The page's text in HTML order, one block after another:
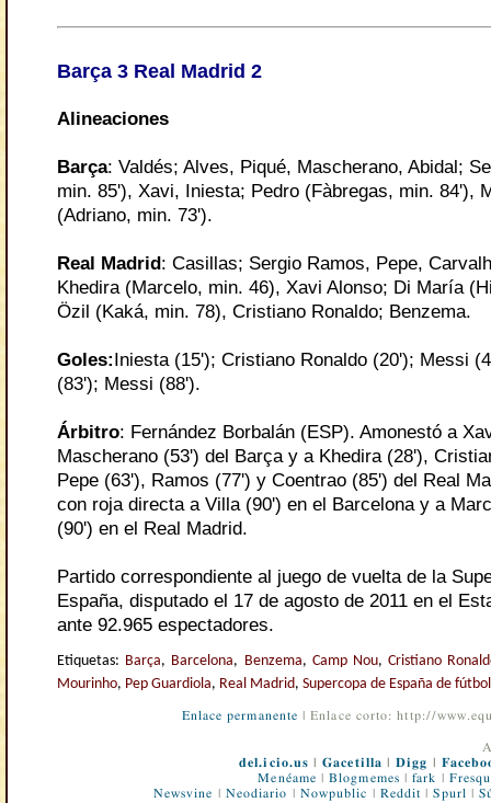
Barça 3 Real Madrid 2
Alineaciones
Barça: Valdés; Alves, Piqué, Mascherano, Abidal;
min. 85'), Xavi, Iniesta; Pedro (Fàbregas, min. 84'),
(Adriano, min. 73').
Real Madrid : Casillas; Sergio Ramos, Pepe,
Khedira (Marcelo, min. 46), Xavi Alonso; Di María
Özil (Kaká, min. 78), Cristiano Ronaldo; Benzema.
Goles: Iniesta (15'); Cristiano Ronaldo (20'); Messi
(83'); Messi (88').
Árbitro: Fernández Borbalán (ESP). Amonestó a
Mascherano (53') del Barça y a Khedira (28'),
Pepe (63'), Ramos (77') y Coentrao (85') del Real
con roja directa a Villa (90') en el Barcelona y a
(90') en el Real Madrid.
Partido correspondiente al juego de vuelta de la
España, disputado el 17 de agosto de 2011 en el
ante 92.965 espectadores.
Etiquetas: Barça, Barcelona, Benzema, Camp Nou,Cristiano
Mourinho, Pep Guardiola, Real Madrid, Supercopa de España de
Enlace permanente | Enlace corto: http://
del.icio.us |Gacetilla |Digg
Menéame |Blogmemes |fark
Newsvine
Neodiario Nowpublic Reddit |Spurl |